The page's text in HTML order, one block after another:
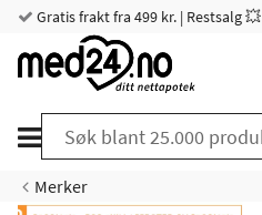
Gratis frakt fra 499 kr. | Restsalg 💥
Merker